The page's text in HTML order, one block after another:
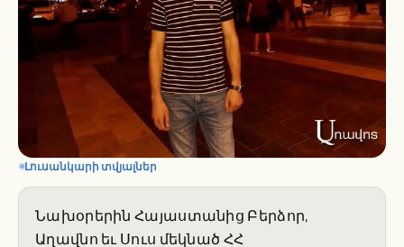
Լուսանկարի տվյալներ
Նախօրերին Հայաստանից Բերձոր,
Աղավնո եւ Սուս մեկնած ՀՀ